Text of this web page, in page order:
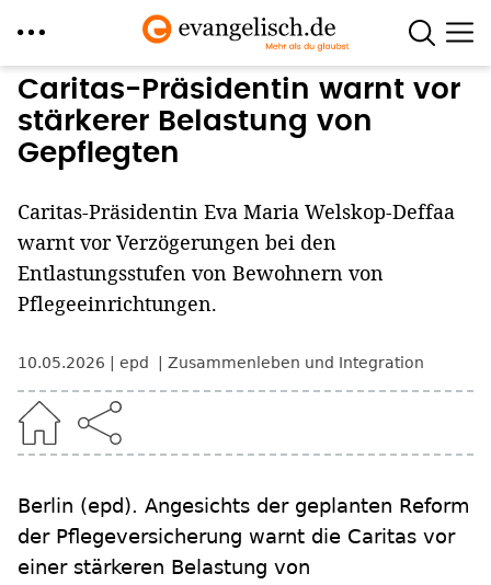
Direkt
zum
Inhalt
Caritas-Präsidentin warnt vor
stärkerer Belastung von
Gepflegten
Caritas-Präsidentin Eva Maria Welskop-Deffaa
warnt vor Verzögerungen bei den
Entlastungsstufen von Bewohnern von
Pflegeeinrichtungen.
10.05.2026 epd Zusammenleben und Integration
Berlin (epd). Angesichts der geplanten Reform
der Pflegeversicherung warnt die Caritas vor
einer stärkeren Belastung von